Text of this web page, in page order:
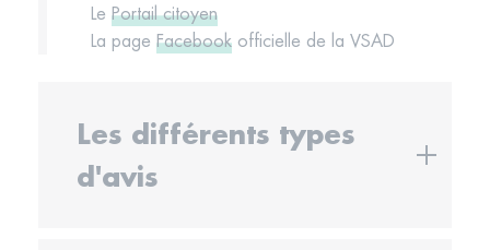
Le Portail citoyen
La page Facebook officielle de la VSAD
Les différents types
d'avis